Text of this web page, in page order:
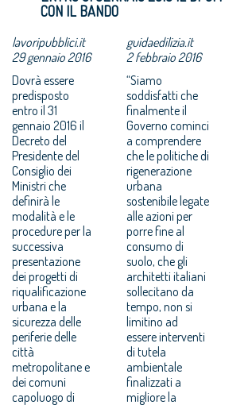
CON IL BANDO
lavoripubblici.it
29 gennaio 2016
Dovrà essere
predisposto
entro il 31
gennaio 2016 il
Decreto del
Presidente del
Consiglio dei
Ministri che
definirà le
modalità e le
procedure per la
successiva
presentazione
dei progetti di
riqualificazione
urbana e la
sicurezza delle
periferie delle
città
metropolitane e
dei comuni
capoluogo di
guidaedilizia.it
2 febbraio 2016
“Siamo
soddisfatti che
finalmente il
Governo cominci
a comprendere
che le politiche di
rigenerazione
urbana
sostenibile legate
alle azioni per
porre fine al
consumo di
suolo, che gli
architetti italiani
sollecitano da
tempo, non si
limitino ad
essere interventi
di tutela
ambientale
finalizzati a
migliore la